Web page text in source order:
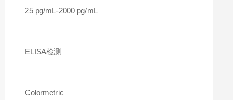
25 pg/mL-2000 pg/mL
ELISA检测
Colormetric